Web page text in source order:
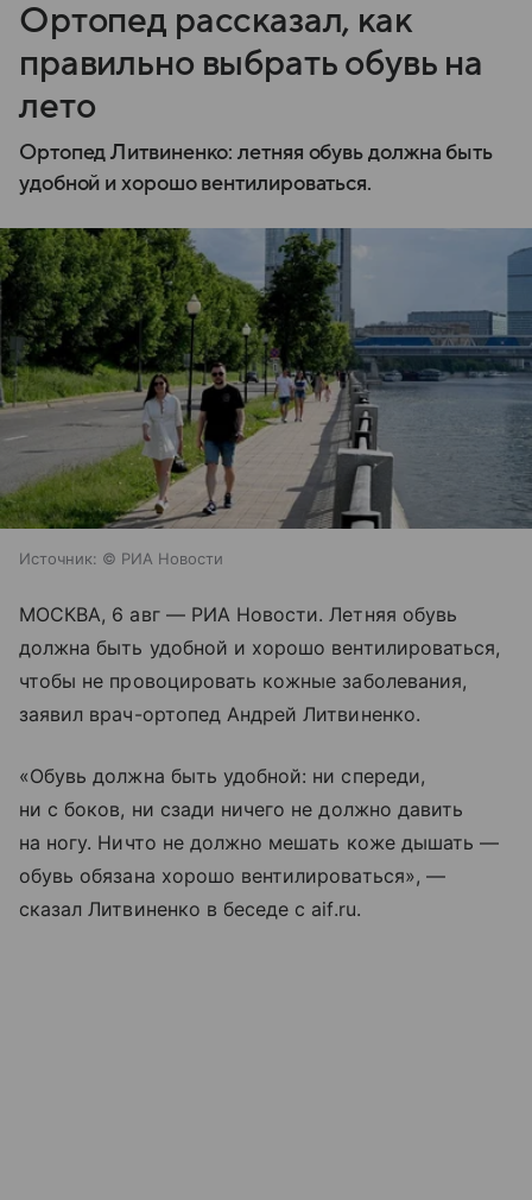
Ортопед рассказал, как
правильно выбрать обувь на
лето
Ортопед Литвиненко: летняя обувь должна быть
удобной и хорошо вентилироваться.
Источник: © РИА Новости
МОСКВА, 6 авг — РИА Новости. Летняя обувь
должна быть удобной и хорошо вентилироваться,
чтобы не провоцировать кожные заболевания,
заявил врач-ортопед Андрей Литвиненко.
«Обувь должна быть удобной: ни спереди,
ни с боков, ни сзади ничего не должно давить
на ногу. Ничто не должно мешать коже дышать —
обувь обязана хорошо вентилироваться», —
сказал Литвиненко в беседе с aif.ru.